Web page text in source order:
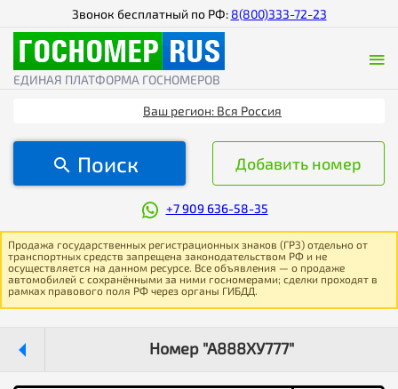
Звонок бесплатный по РФ: 8(800)333-72-23
ЕДИНАЯ ПЛАТФОРМА ГОСНОМЕРОВ
Ваш регион: Вся Россия
Поиск Добавить номер
+7 909 636-58-35
Продажа государственных регистрационных знаков (ГРЗ) отдельно от
транспортных средств запрещена законодательством РФ и не
осуществляется на данном ресурсе. Все объявления — о продаже
автомобилей с сохранёнными за ними госномерами; сделки проходят в
рамках правового поля РФ через органы ГИБДД.
Номер "А888ХУ777"